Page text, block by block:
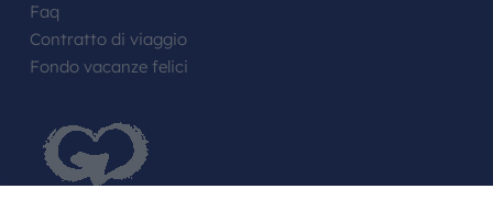
Faq
Contratto di viaggio
Fondo vacanze felici